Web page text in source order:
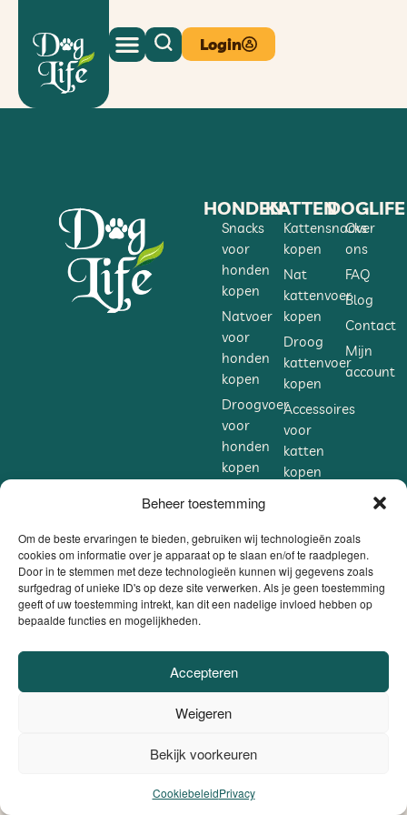
Beheer toestemming
Om de beste ervaringen te bieden, gebruiken wij technologieën zoals
cookies om informatie over je apparaat op te slaan en/of te raadplegen.
Door in te stemmen met deze technologieën kunnen wij gegevens zoals
surfgedrag of unieke ID's op deze site verwerken. Als je geen toestemming
geeft of uw toestemming intrekt, kan dit een nadelige invloed hebben op
bepaalde functies en mogelijkheden.
Accepteren
Weigeren
Bekijk voorkeuren
CookiebeleidPrivacy
Login
HONDEN
Snacks
voor
honden
kopen
Natvoer
voor
honden
kopen
Droogvoer
voor
honden
kopen
voor
honden
kopen
Supplementen
voor
KATTEN
Kattensnacks
kopen
Nat
kattenvoer
kopen
Droog
kattenvoer
kopen
Accessoires
voor
katten
kopen
Supplementen
katten
kopen
DOGLIFE
Over
ons
FAQ
Blog
Contact
Mijn
account
VEILIG BETALEN
Cookiebeleid|Website door